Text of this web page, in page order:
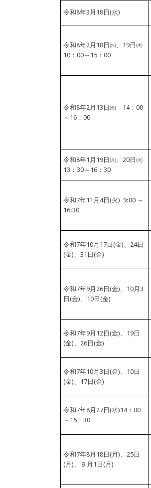
令和8年3月18日(水)
令和8年2月18日㈬、19日㈭
10：00～15：00
令和8年2月13日㈮ 14：00
～16：00
令和8年1月19日㈪、20日㈫
13：30～16：30
令和7年11月4日(火) 9:00 ～
16:30
令和7年10月17日(金)、24日
(金)、31日(金)
令和7年9月26日(金)、10月3
日(金)、10日(金)
令和7年9月12日(金)、19日
(金)、26日(金)
令和7年10月3日(金)、10日
(金)、17日(金)
令和7年8月27日(水)14：00
～15：30
令和7年8月18日(月)、25日
(月)、９月1日(月)